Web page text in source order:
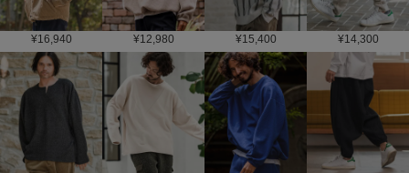
¥16,940 ¥12,980 ¥15,400 ¥14,300